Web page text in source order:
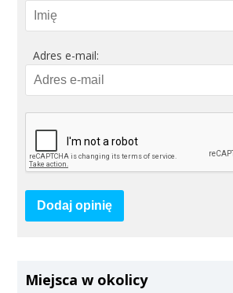
Adres e-mail:
Dodaj opinię
Miejsca w okolicy